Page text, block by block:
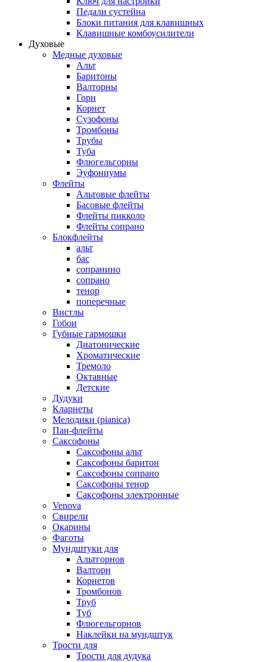
Педали сустейна
Блоки питания для клавишных
Клавишные комбоусилители
Духовые
Медные духовые
Альт
Баритоны
Валторны
Горн
Корнет
Сузофоны
Тромбоны
Трубы
Туба
Флюгельгорны
Эуфониумы
Флейты
Альтовые флейты
Басовые флейты
Флейты пикколо
Флейты сопрано
Блокфлейты
альт
бас
сопранино
сопрано
тенор
поперечные
Вистлы
Гобои
Губные гармошки
Диатонические
Хроматические
Тремоло
Октавные
Детские
Дудуки
Кларнеты
Мелодики (pianica)
Пан-флейты
Саксофоны
Саксофоны альт
Саксофоны баритон
Саксофоны сопрано
Саксофоны тенор
Саксофоны электронные
Venova
Свирели
Окарины
Фаготы
Мундштуки для
Альтгорнов
Валторн
Корнетов
Тромбонов
Труб
Туб
Флюгельгорнов
Наклейки на мундштук
Трости для
Трости для дудука